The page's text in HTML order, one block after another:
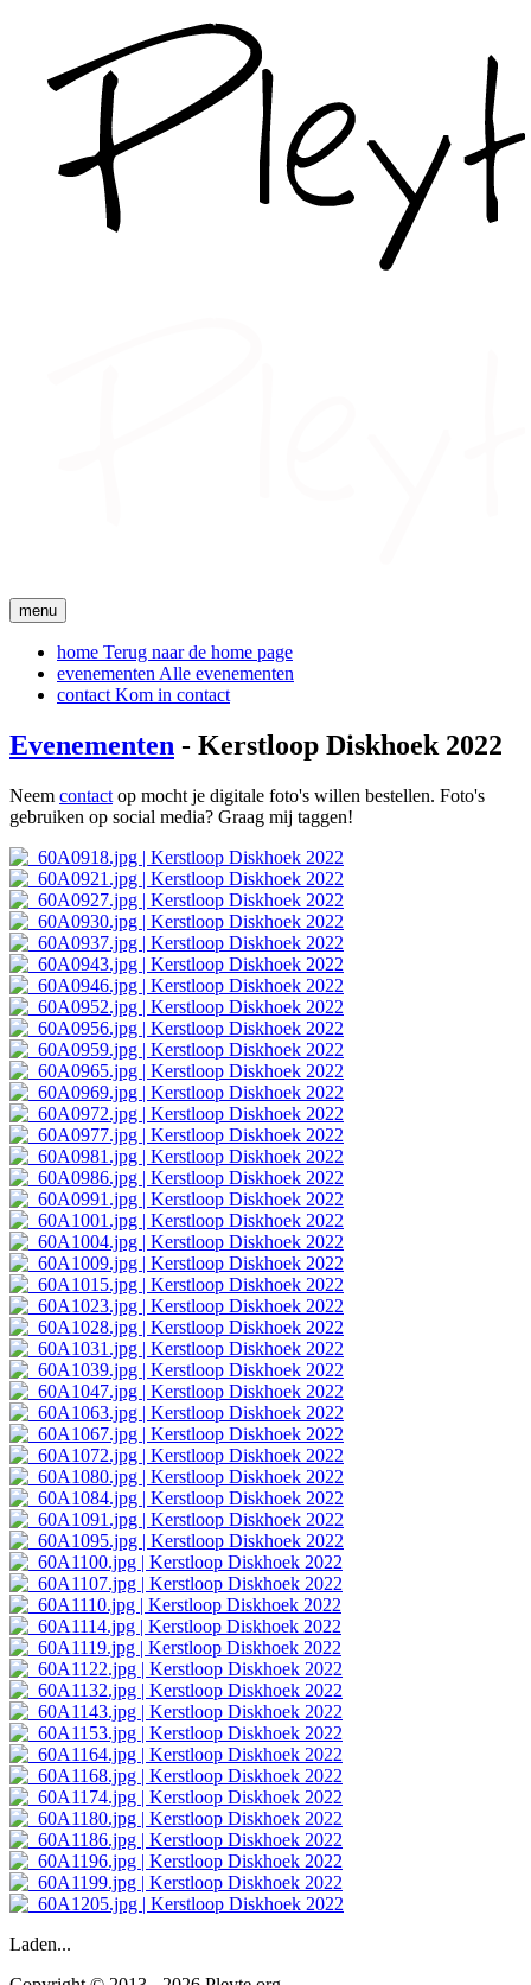
menu
home Terug naar de home page
evenementen Alle evenementen
contact Kom in contact
Evenementen - Kerstloop Diskhoek 2022
Neem contact op mocht je digitale foto's willen bestellen. Foto's
gebruiken op social media? Graag mij taggen!
Laden...